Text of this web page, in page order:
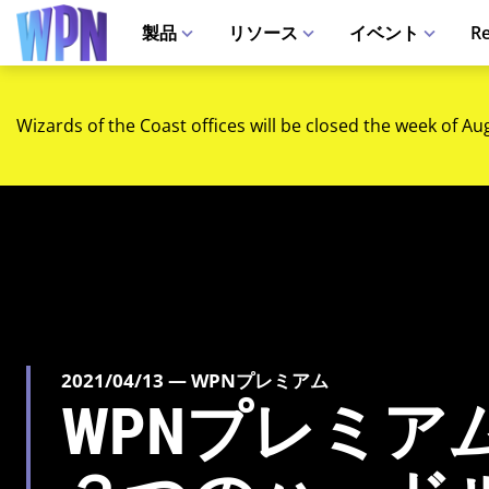
製品 リソース イベント
Wizards of the Coast offices will be closed the week of
2021/04/13 — WPNプレミアム
WPNプレミア